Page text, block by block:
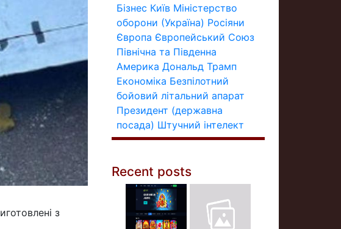
з
Бізнес Київ Міністерство
оборони (Україна) Росіяни
Європа Європейський Союз
Північна та Південна
Америка Дональд Трамп
Економіка Безпілотний
бойовий літальний апарат
Президент (державна
посада) Штучний інтелект
Recent posts